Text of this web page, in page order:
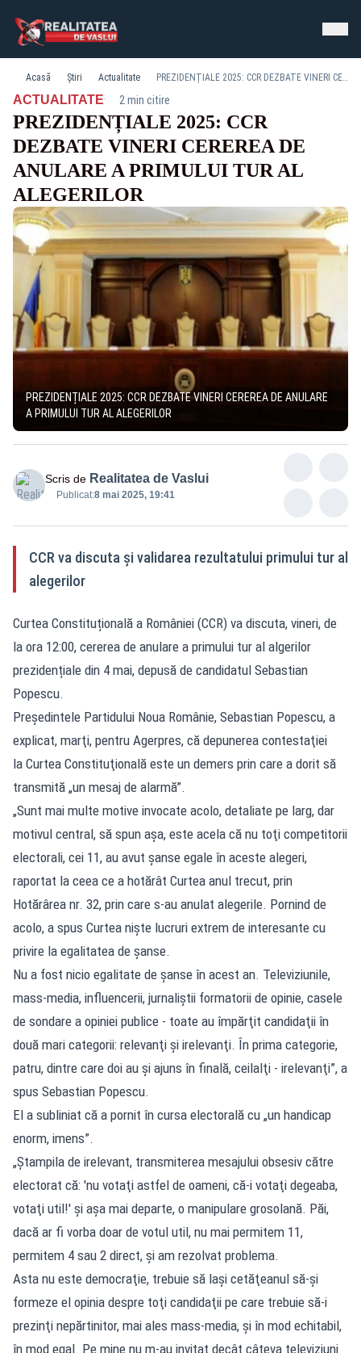
Acasă Știri Actualitate PREZIDENȚIALE 2025: CCR DEZBATE VINERI CEREREA DE ANULARE A PRIMULUI TUR AL ALEGERILOR
ACTUALITATE· 2 min citire
PREZIDENȚIALE 2025: CCR
DEZBATE VINERI CEREREA DE
ANULARE A PRIMULUI TUR AL
ALEGERILOR
PREZIDENȚIALE 2025: CCR DEZBATE VINERI CEREREA DE ANULARE
A PRIMULUI TUR AL ALEGERILOR
Scris de Realitatea de Vaslui
Publicat:8 mai 2025, 19:41
CCR va discuta și validarea rezultatului primului tur al
alegerilor
Curtea Constituțională a României (CCR) va discuta, vineri, de
la ora 12:00, cererea de anulare a primului tur al algerilor
prezidențiale din 4 mai, depusă de candidatul Sebastian
Popescu.
Preşedintele Partidului Noua Românie, Sebastian Popescu, a
explicat, marţi, pentru Agerpres, că depunerea contestaţiei
la Curtea Constituţională este un demers prin care a dorit să
transmită „un mesaj de alarmă”.
„Sunt mai multe motive invocate acolo, detaliate pe larg, dar
motivul central, să spun aşa, este acela că nu toţi competitorii
electorali, cei 11, au avut şanse egale în aceste alegeri,
raportat la ceea ce a hotărât Curtea anul trecut, prin
Hotărârea nr. 32, prin care s-au anulat alegerile. Pornind de
acolo, a spus Curtea nişte lucruri extrem de interesante cu
privire la egalitatea de şanse.
Nu a fost nicio egalitate de şanse în acest an. Televiziunile,
mass-media, influencerii, jurnaliştii formatorii de opinie, casele
de sondare a opiniei publice - toate au împărţit candidaţii în
două mari categorii: relevanţi şi irelevanţi. În prima categorie,
patru, dintre care doi au şi ajuns în finală, ceilalţi - irelevanţi”, a
spus Sebastian Popescu.
El a subliniat că a pornit în cursa electorală cu „un handicap
enorm, imens”.
„Ştampila de irelevant, transmiterea mesajului obsesiv către
electorat că: 'nu votaţi astfel de oameni, că-i votaţi degeaba,
votaţi util!' şi aşa mai departe, o manipulare grosolană. Păi,
dacă ar fi vorba doar de votul util, nu mai permitem 11,
permitem 4 sau 2 direct, şi am rezolvat problema.
Asta nu este democraţie, trebuie să laşi cetăţeanul să-şi
formeze el opinia despre toţi candidaţii pe care trebuie să-i
prezinţi nepărtinitor, mai ales mass-media, şi în mod echitabil,
în mod egal. Pe mine nu m-au invitat decât câteva televiziuni